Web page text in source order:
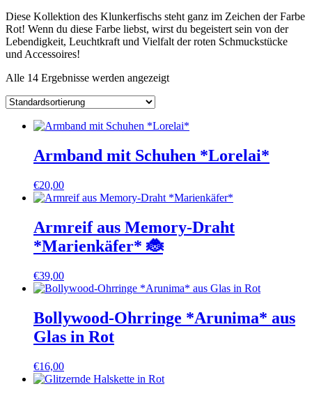
Diese Kollektion des Klunkerfischs steht ganz im Zeichen der Farbe
Rot! Wenn du diese Farbe liebst, wirst du begeistert sein von der
Lebendigkeit, Leuchtkraft und Vielfalt der roten Schmuckstücke
und Accessoires!
Alle 14 Ergebnisse werden angezeigt
Armband mit Schuhen *Lorelai*
€20,00
Armreif aus Memory-Draht
*Marienkäfer* 🐞
€39,00
Bollywood-Ohrringe *Arunima* aus
Glas in Rot
€16,00